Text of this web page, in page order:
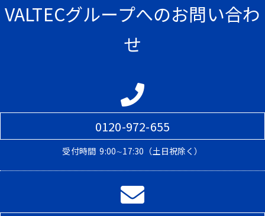
VALTECグループへのお問い合わ
せ
0120-972-655
受付時間 9:00∼17:30（土日祝除く）